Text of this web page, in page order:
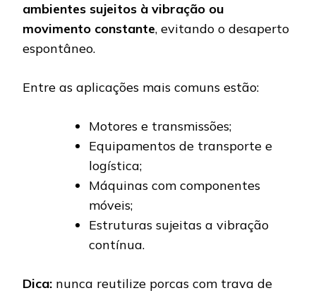
ambientes sujeitos à vibração ou
movimento constante, evitando o desaperto
espontâneo.
Entre as aplicações mais comuns estão:
Motores e transmissões;
Equipamentos de transporte e
logística;
Máquinas com componentes
móveis;
Estruturas sujeitas a vibração
contínua.
Dica: nunca reutilize porcas com trava de